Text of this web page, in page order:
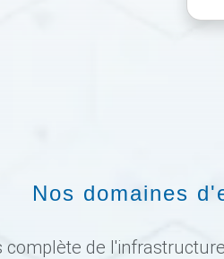
Nos domaines
complète de